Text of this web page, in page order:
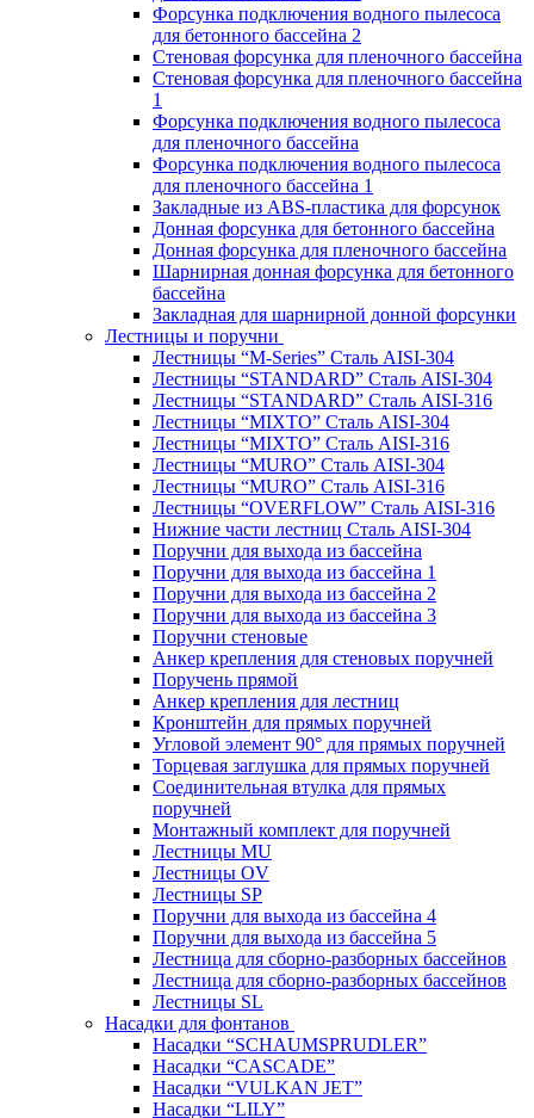
Форсунка подключения водного пылесоса
для бетонного бассейна 2
Стеновая форсунка для пленочного бассейна
Стеновая форсунка для пленочного бассейна
1
Форсунка подключения водного пылесоса
для пленочного бассейна
Форсунка подключения водного пылесоса
для пленочного бассейна 1
Закладные из ABS-пластика для форсунок
Донная форсунка для бетонного бассейна
Донная форсунка для пленочного бассейна
Шарнирная донная форсунка для бетонного
бассейна
Закладная для шарнирной донной форсунки
Лестницы и поручни
Лестницы “M-Series” Сталь AISI-304
Лестницы “STANDARD” Сталь AISI-304
Лестницы “STANDARD” Сталь AISI-316
Лестницы “MIXTO” Сталь AISI-304
Лестницы “MIXTO” Сталь AISI-316
Лестницы “MURO” Сталь AISI-304
Лестницы “MURO” Сталь AISI-316
Лестницы “OVERFLOW” Сталь AISI-316
Нижние части лестниц Сталь AISI-304
Поручни для выхода из бассейна
Поручни для выхода из бассейна 1
Поручни для выхода из бассейна 2
Поручни для выхода из бассейна 3
Поручни стеновые
Анкер крепления для стеновых поручней
Поручень прямой
Анкер крепления для лестниц
Кронштейн для прямых поручней
Угловой элемент 90° для прямых поручней
Торцевая заглушка для прямых поручней
Соединительная втулка для прямых
поручней
Монтажный комплект для поручней
Лестницы MU
Лестницы OV
Лестницы SP
Поручни для выхода из бассейна 4
Поручни для выхода из бассейна 5
Лестница для сборно-разборных бассейнов
Лестница для сборно-разборных бассейнов
Лестницы SL
Насадки для фонтанов
Насадки “SCHAUMSPRUDLER”
Насадки “CASCADE”
Насадки “VULKAN JET”
Насадки “LILY”